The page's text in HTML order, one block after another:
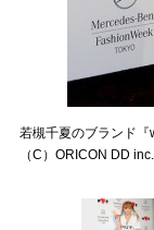
若槻千夏のブランド
（C）ORICON DD inc.